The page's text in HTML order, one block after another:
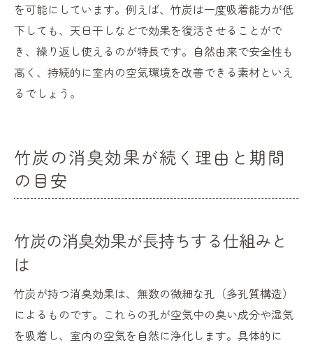
自然素材竹炭を使った室内環境改善のコツ
竹炭の消臭力で暮らしを快適に変える方法
竹炭脱臭の知識を活かした快適生活の実現
を可能にしています。例えば、竹炭は一度吸着能力が低
下しても、天日干しなどで効果を復活させることがで
き、繰り返し使えるのが特長です。自然由来で安全性も
高く、持続的に室内の空気環境を改善できる素材といえ
るでしょう。
竹炭の消臭効果が続く理由と期間
の目安
竹炭の消臭効果が長持ちする仕組みと
は
竹炭が持つ消臭効果は、無数の微細な孔（多孔質構造）
によるものです。これらの孔が空気中の臭い成分や湿気
を吸着し、室内の空気を自然に浄化します。具体的に